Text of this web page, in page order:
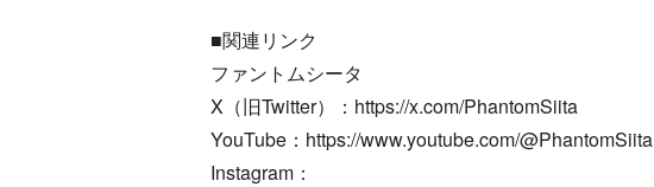
■関連リンク
ファントムシータ
X（旧Twitter）：https://x.com/PhantomSiita
YouTube：https://www.youtube.com/@PhantomSiita
Instagram：